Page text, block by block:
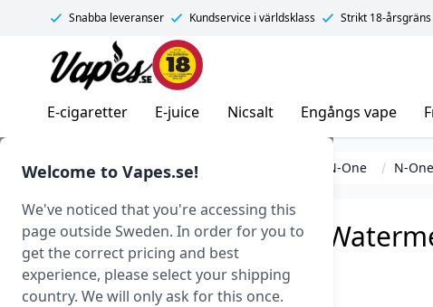
Welcome to Vapes.se!
We've noticed that you're accessing this
page outside Sweden. In order for you to
get the correct pricing and best
experience, please select your shipping
country. We will only ask for this once.
Snabba leveranser Kundservice i världsklass Strikt 18-årsgräns
Vapes.se
E-cigaretter E-juice Nicsalt Engångs vape
E-cigarett startkit/paket N-One N-
N-One Crystal Mesh –
Engångs vape)
Art.nr: 43262